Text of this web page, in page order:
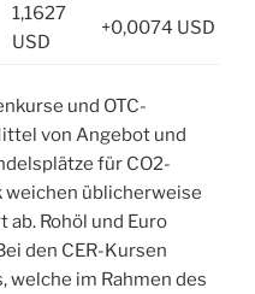
1,1627
USD
+0,0074 USD
und OTC-
von Angebot und
für CO2-
weichen üblicherweise
Rohöl und Euro
den CER-Kursen
welche im Rahmen des